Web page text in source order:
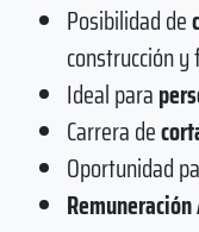
Posibilidad de
construcción
Ideal para
Carrera de
Oportunidad